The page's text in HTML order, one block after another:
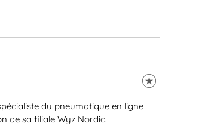
du pneumatique en ligne
de sa filiale Wyz Nordic.